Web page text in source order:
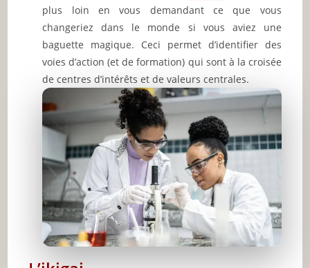
plus loin en vous demandant ce que vous
changeriez dans le monde si vous aviez une
baguette magique. Ceci permet d’identifier des
voies d’action (et de formation) qui sont à la croisée
de centres d’intérêts et de valeurs centrales.